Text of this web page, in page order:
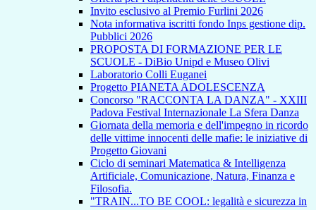
Invito esclusivo al Premio Furlini 2026
Nota informativa iscritti fondo Inps gestione dip.
Pubblici 2026
PROPOSTA DI FORMAZIONE PER LE
SCUOLE - DiBio Unipd e Museo Olivi
Laboratorio Colli Euganei
Progetto PIANETA ADOLESCENZA
Concorso "RACCONTA LA DANZA" - XXIII
Padova Festival Internazionale La Sfera Danza
Giornata della memoria e dell'impegno in ricordo
delle vittime innocenti delle mafie: le iniziative di
Progetto Giovani
Ciclo di seminari Matematica & Intelligenza
Artificiale, Comunicazione, Natura, Finanza e
Filosofia.
"TRAIN...TO BE COOL: legalità e sicurezza in